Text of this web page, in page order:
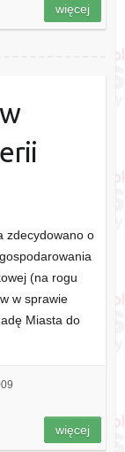
więcej
zdecydowano o
(na rogu
w sprawie
Miasta do
więcej